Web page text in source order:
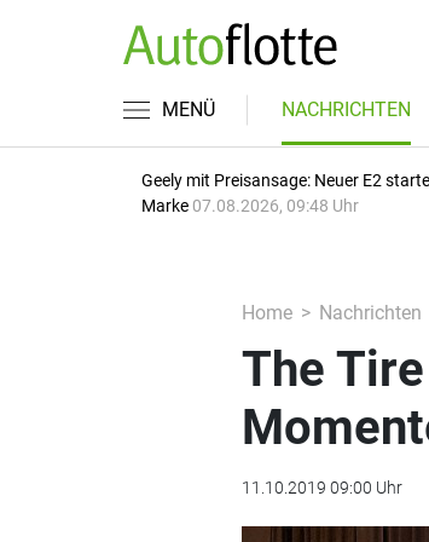
MENÜ NACHRICHTEN
Geely mit Preisansage: Neuer E2
Marke 07.08.2026, 09:48 Uhr
Home Nachrichten
The
11.10.2019 09:00 Uhr